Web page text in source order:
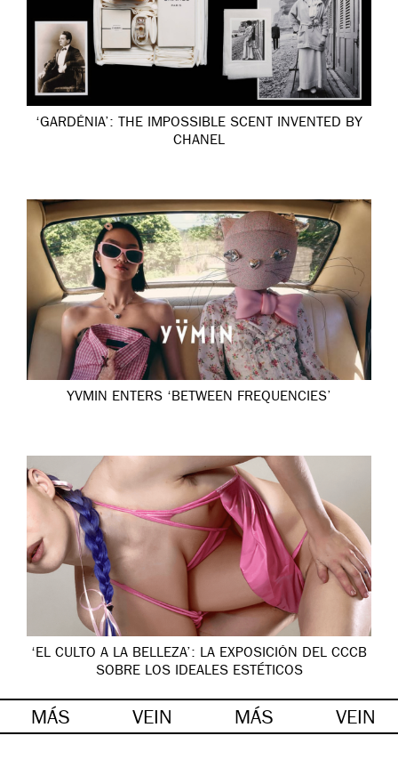
‘GARDÉNIA’: THE IMPOSSIBLE SCENT INVENTED BY
CHANEL
YVMIN ENTERS ‘BETWEEN FREQUENCIES’
‘EL CULTO A LA BELLEZA’: LA EXPOSICIÓN DEL CCCB
SOBRE LOS IDEALES ESTÉTICOS
MÁS VEIN MÁS VEIN